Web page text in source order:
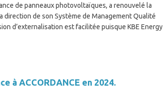
de panneaux photovoltaïques, a renouvelé la
direction de son Système de Management Qualité
d’externalisation est facilitée puisque KBE Energy
à ACCORDANCE en 2024.